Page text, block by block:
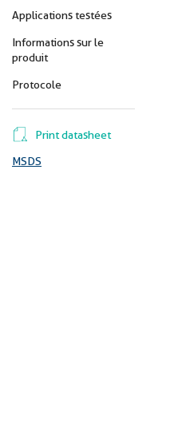
Applications testées
Informations sur le
produit
Protocole
Print datasheet
MSDS